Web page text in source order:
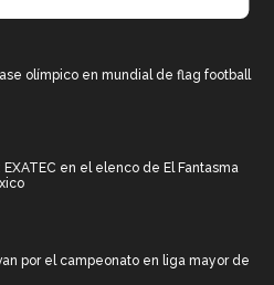
olímpico en mundial de flag football
en el elenco de El Fantasma
por el campeonato en liga mayor de